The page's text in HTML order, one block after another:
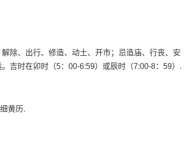
除、出行、修造、动土、开市；忌造庙、行丧、安
吉时在卯时（5：00-6:59）或辰时（7:00-8：59）.
黄历.